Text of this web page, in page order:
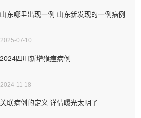
山东哪里出现一例 山东新发现的一例病例
2025-07-10
2024四川新增猴痘病例
2024-11-18
关联病例的定义 详情曝光太明了